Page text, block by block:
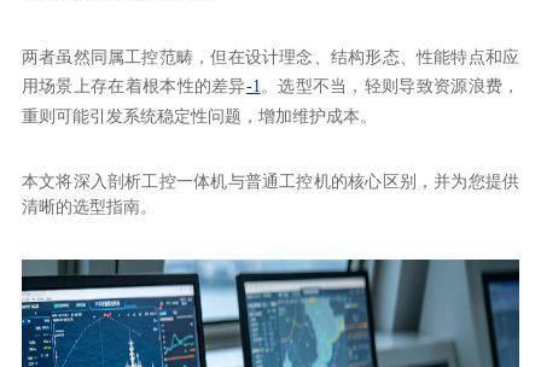
两者虽然同属工控范畴，但在设计理念、结构形态、性能特点和应
用场景上存在着根本性的差异-1。选型不当，轻则导致资源浪费，
重则可能引发系统稳定性问题，增加维护成本。
本文将深入剖析工控一体机与普通工控机的核心区别，并为您提供
清晰的选型指南。